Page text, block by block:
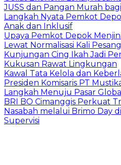
JUSS dan Pangan Murah
Langkah Nyata Pemkot
Anak dan Inklusif
Upaya Pemkot Depok
Lewat Normalisasi Kali
Kunjungan Cing Ikah Jadi
Kukusan Rawat Lingkungan
Kawal Tata Kelola dan
Presiden Komisaris PT
Langkah Menuju Pasar Global
BRI BO Cimanggis Perkuat
Nasabah melalui Brimo Day
Supervisi